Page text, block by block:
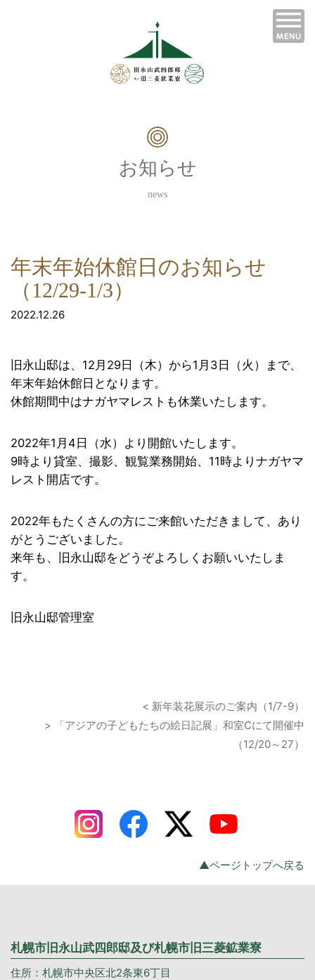
お知らせ
news
年末年始休館日のお知らせ
（12/29-1/3）
2022.12.26
旧永山邸は、12月29日（木）から1月3日（火）まで、
年末年始休館日となります。
休館期間中はナガヤマレストも休業いたします。
2022年1月4日（水）より開館いたします。
9時より貸室、撮影、観覧業務開始、11時よりナガヤマ
レスト開店です。
2022年もたくさんの方にご来館いただきまして、あり
がとうございました。
来年も、旧永山邸をどうぞよろしくお願いいたしま
す。
旧永山邸管理室
< 新年装花展示のご案内（1/7-9）
> 「アジアの子どもたちの絵日記展」和室Cにて開催中
（12/20～27）
▲ページトップへ戻る
札幌市旧永山武四郎邸及び札幌市旧三菱鉱業寮
住所：札幌市中央区北2条東6丁目